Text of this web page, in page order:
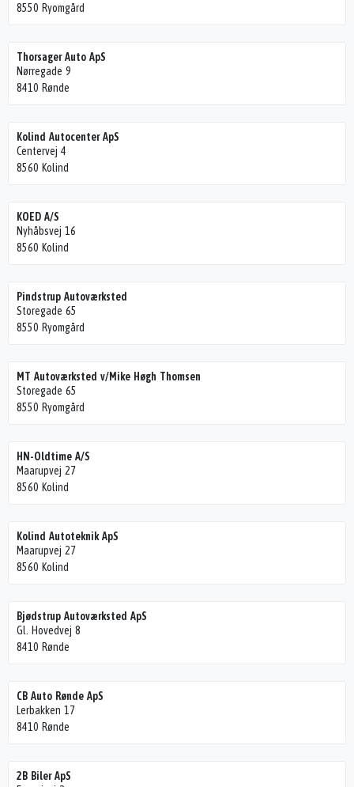
8550 Ryomgård
Thorsager Auto ApS
Nørregade 9
8410 Rønde
Kolind Autocenter ApS
Centervej 4
8560 Kolind
KOED A/S
Nyhåbsvej 16
8560 Kolind
Pindstrup Autoværksted
Storegade 65
8550 Ryomgård
MT Autoværksted v/Mike Høgh Thomsen
Storegade 65
8550 Ryomgård
HN-Oldtime A/S
Maarupvej 27
8560 Kolind
Kolind Autoteknik ApS
Maarupvej 27
8560 Kolind
Bjødstrup Autoværksted ApS
Gl. Hovedvej 8
8410 Rønde
CB Auto Rønde ApS
Lerbakken 17
8410 Rønde
2B Biler ApS